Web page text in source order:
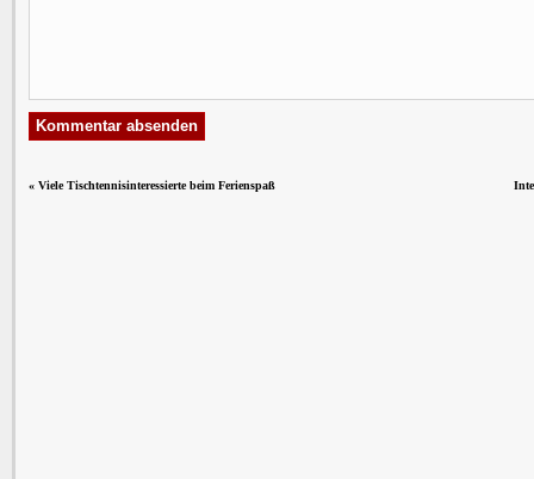
« Viele Tischtennisinteressierte beim Ferienspaß